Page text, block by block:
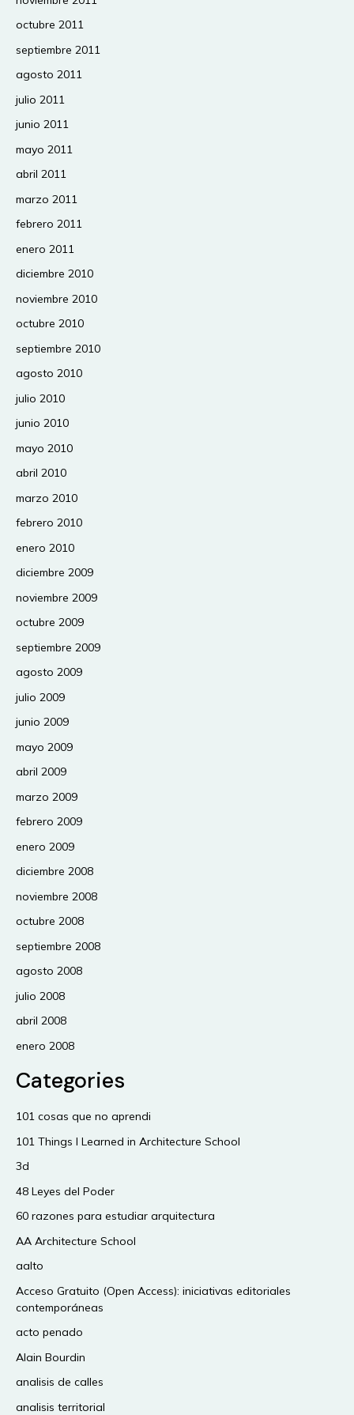
octubre 2011
septiembre 2011
agosto 2011
julio 2011
junio 2011
mayo 2011
abril 2011
marzo 2011
febrero 2011
enero 2011
diciembre 2010
noviembre 2010
octubre 2010
septiembre 2010
agosto 2010
julio 2010
junio 2010
mayo 2010
abril 2010
marzo 2010
febrero 2010
enero 2010
diciembre 2009
noviembre 2009
octubre 2009
septiembre 2009
agosto 2009
julio 2009
junio 2009
mayo 2009
abril 2009
marzo 2009
febrero 2009
enero 2009
diciembre 2008
noviembre 2008
octubre 2008
septiembre 2008
agosto 2008
julio 2008
abril 2008
enero 2008
Categories
101 cosas que no aprendi
101 Things I Learned in Architecture School
3d
48 Leyes del Poder
60 razones para estudiar arquitectura
AA Architecture School
aalto
Acceso Gratuito (Open Access): iniciativas editoriales
contemporáneas
acto penado
Alain Bourdin
analisis de calles
analisis territorial